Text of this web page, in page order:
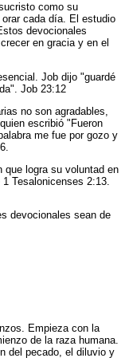
como su
cada día. El estudio
devocionales
en gracia y en el
Job dijo "guardé
Job 23:12
no son agradables,
escribió "Fueron
me fue por gozo y
que logra su voluntad en
Tesalonicenses 2:13.
devocionales sean de
Empieza con la
de la raza humana.
del pecado, el diluvio y